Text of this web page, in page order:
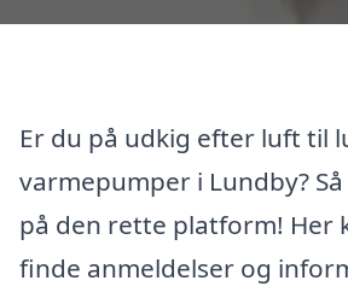
Er du på udkig efter luft til
varmepumper i Lundby?
på den rette platform! Her
finde anmeldelser og